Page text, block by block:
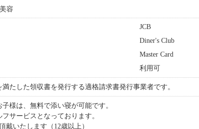
容
JCB
Diner's Club
Master Card
利用可
たした領収書を発行する適格請求書発行事業者です。
様は、無料で添い寝が可能です。
サービスとなっております。
戴いたします（12歳以上）